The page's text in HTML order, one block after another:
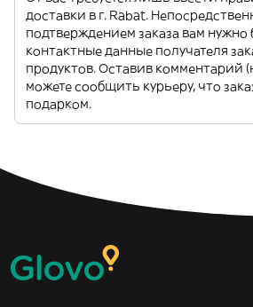
доставки в г. Rabat.
подтверждением заказа вам нужно
контактные данные получателя
продуктов. Оставив комментарий
можете сообщить курьеру, что
подарком.